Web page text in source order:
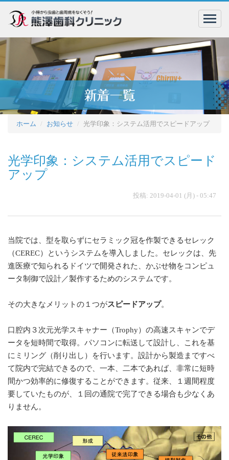
menu
ホーム お知らせ 光学印象：システム活用でスピードアップ
光学印象：システム活用でスピード
アップ
投稿: 2019-04-01 (月) - 05:47
当院では、型を取らずにセラミック冠を作製できるセレック
（CEREC）というシステムを導入しました。セレックは、先
進医療で知られるドイツで開発された、かぶせ物をコンピュ
ータ制御で設計／製作するためのシステムです。
その大きなメリットの１つがスピードアップ。
口腔内３次元光学スキャナー（Trophy）の高速スキャンでデ
ータを短時間で取得。パソコンに転送して設計し、これを基
にミリング（削り出し）を行います。設計から製造まですべ
て院内で完結できるので、一本、二本であれば、非常に短時
間かつ効率的に修復することができます。従来、１週間程度
要していたものが、１回の通院で完了できる場合も少なくあ
りません。